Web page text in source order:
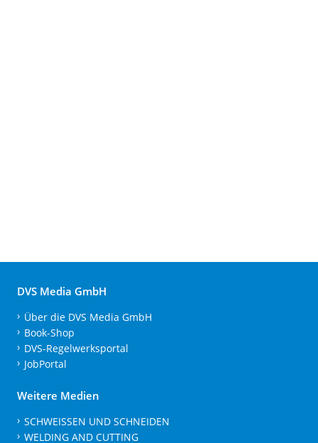
DVS Media GmbH
Über die DVS Media GmbH
Book-Shop
DVS-Regelwerksportal
JobPortal
Weitere Medien
SCHWEISSEN UND SCHNEIDEN
WELDING AND CUTTING